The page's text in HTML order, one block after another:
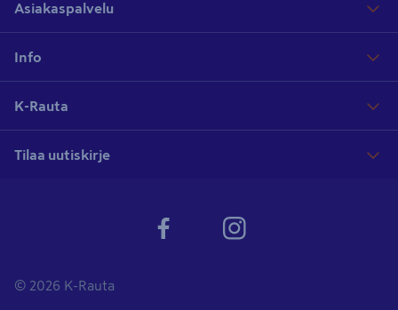
Asiakaspalvelu
Info
K-Rauta
Tilaa uutiskirje
© 2026 K-Rauta